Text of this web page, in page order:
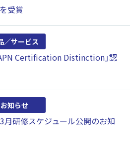
受賞
／サービス
APN Certification Distinction」認
お知らせ
月研修スケジュール公開のお知